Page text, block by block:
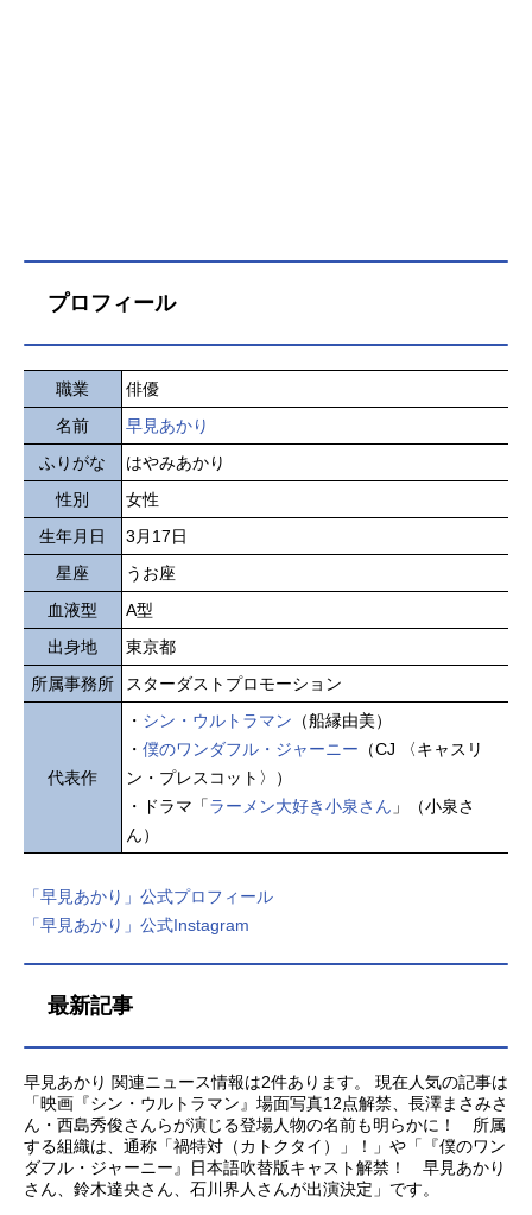
プロフィール
職業
俳優
名前
早見あかり
ふりがな
はやみあかり
性別
女性
生年月日
3月17日
星座
うお座
血液型
A型
出身地
東京都
所属事務所
スターダストプロモーション
代表作
・ シン・ウルトラマン （船縁由美）
・ 僕のワンダフル・ジャーニー （CJ 〈キャスリ
ン・プレスコット〉）
・ドラマ「ラーメン大好き小泉さん 」（小泉さ
ん）
「早見あかり」公式プロフィール
「早見あかり」公式Instagram
最新記事
早見あかり 関連ニュース情報は2件あります。 現在人気の記事は
「映画『シン・ウルトラマン』場面写真12点解禁、長澤まさみさ
ん・西島秀俊さんらが演じる登場人物の名前も明らかに！ 所属
する組織は、通称「禍特対（カトクタイ）」！」や「『僕のワン
ダフル・ジャーニー』日本語吹替版キャスト解禁！ 早見あかり
さん、鈴木達央さん、石川界人さんが出演決定」です。